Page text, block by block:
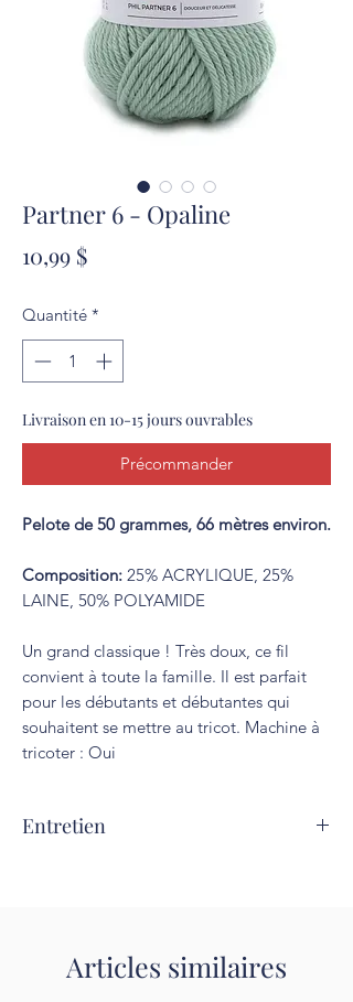
Partner 6 - Opaline
10,99 $Prix
Quantité *
Livraison en 10-15 jours ouvrables
Précommander
Pelote de 50 grammes, 66 mètres environ.
Composition: 25% ACRYLIQUE, 25%
LAINE, 50% POLYAMIDE
Un grand classique ! Très doux, ce fil
convient à toute la famille. Il est parfait
pour les débutants et débutantes qui
souhaitent se mettre au tricot. Machine à
tricoter : Oui
Entretien
Articles similaires